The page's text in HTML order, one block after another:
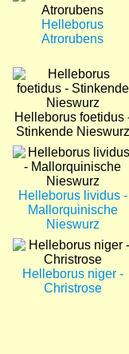
Helleborus
Atrorubens
Bild
Helleborus foetidus
Stinkende Nieswurz
Bild
Helleborus lividus -
Mallorquinische
Nieswurz
Bild
Helleborus niger -
Christrose